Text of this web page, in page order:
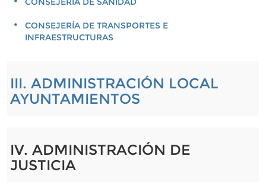
CONSEJERÍA DE TRANSPORTES E
INFRAESTRUCTURAS
III. ADMINISTRACIÓN LOCAL
AYUNTAMIENTOS
IV. ADMINISTRACIÓN DE
JUSTICIA